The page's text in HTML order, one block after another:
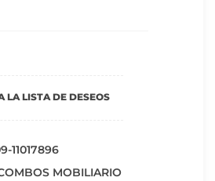
LA LISTA DE DESEOS
11017896
MOBILIARIO